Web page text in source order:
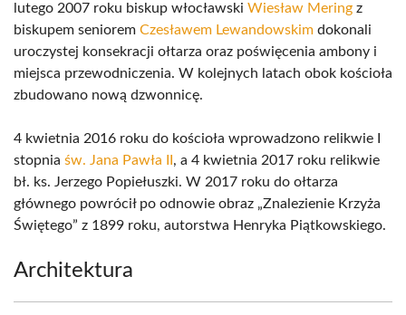
lutego 2007 roku biskup włocławski Wiesław Mering z
biskupem seniorem Czesławem Lewandowskim dokonali
uroczystej konsekracji ołtarza oraz poświęcenia ambony i
miejsca przewodniczenia. W kolejnych latach obok kościoła
zbudowano nową dzwonnicę.
4 kwietnia 2016 roku do kościoła wprowadzono relikwie I
stopnia św. Jana Pawła II , a 4 kwietnia 2017 roku relikwie
bł. ks. Jerzego Popiełuszki. W 2017 roku do ołtarza
głównego powrócił po odnowie obraz „Znalezienie Krzyża
Świętego” z 1899 roku, autorstwa Henryka Piątkowskiego.
Architektura